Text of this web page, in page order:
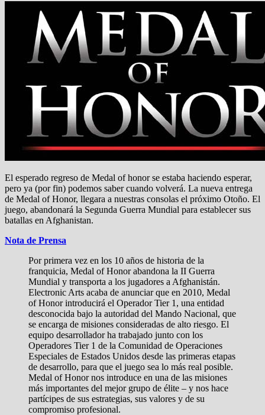
El esperado regreso de Medal of honor se estaba haciendo esperar,
pero ya (por fin) podemos saber cuando volverá. La nueva entrega
de Medal of Honor, llegara a nuestras consolas el próximo Otoño. El
juego, abandonará la Segunda Guerra Mundial para establecer sus
batallas en Afghanistan.
Nota de Prensa
Por primera vez en los 10 años de historia de la
franquicia, Medal of Honor abandona la II Guerra
Mundial y transporta a los jugadores a Afghanistán.
Electronic Arts acaba de anunciar que en 2010, Medal
of Honor introducirá el Operador Tier 1, una entidad
desconocida bajo la autoridad del Mando Nacional, que
se encarga de misiones consideradas de alto riesgo. El
equipo desarrollador ha trabajado junto con los
Operadores Tier 1 de la Comunidad de Operaciones
Especiales de Estados Unidos desde las primeras etapas
de desarrollo, para que el juego sea lo más real posible.
Medal of Honor nos introduce en una de las misiones
más importantes del mejor grupo de élite – y nos hace
partícipes de sus estrategias, sus valores y de su
compromiso profesional.